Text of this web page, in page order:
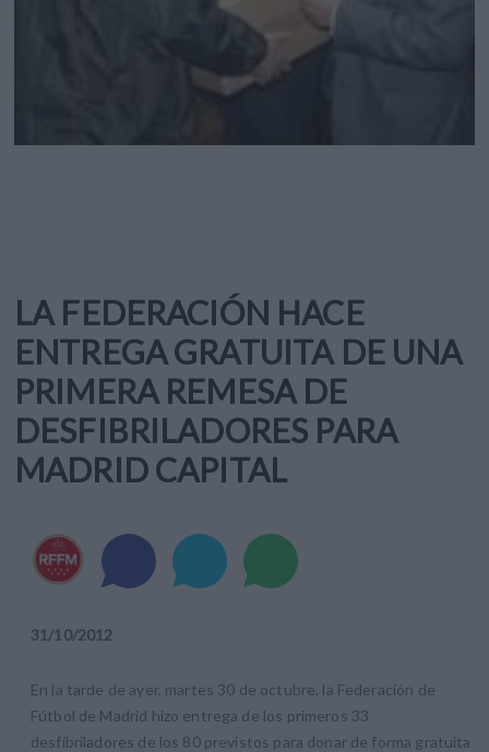
LA FEDERACIÓN HACE
ENTREGA GRATUITA DE UNA
PRIMERA REMESA DE
DESFIBRILADORES PARA
MADRID CAPITAL
31/10/2012
En la tarde de ayer, martes 30 de octubre, la Federación de
Fútbol de Madrid hizo entrega de los primeros 33
desfibriladores de los 80 previstos para donar de forma gratuita